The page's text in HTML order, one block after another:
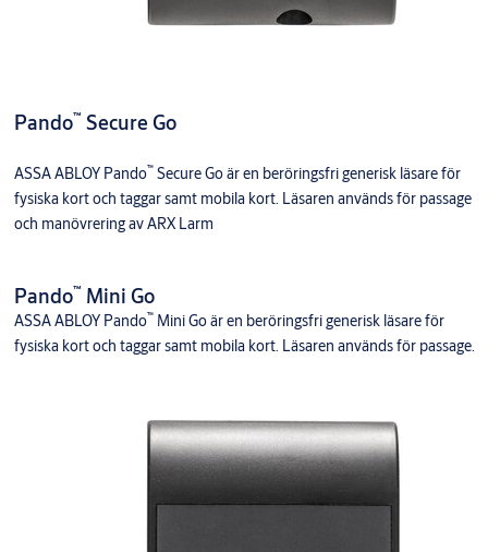
Pando™Secure Go
ASSA ABLOY Pando™Secure Go är en beröringsfri generisk läsare för
fysiska kort och taggar samt mobila kort. Läsaren används för passage
och manövrering av ARX Larm
Pando™Mini Go
ASSA ABLOY Pando™Mini Go är en beröringsfri generisk läsare för
fysiska kort och taggar samt mobila kort. Läsaren används för passage.